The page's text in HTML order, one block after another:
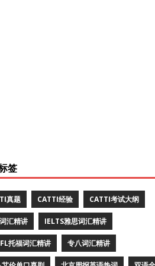
签
真题 CATTI经验 CATTI考试大纲
汇精讲 IELTS雅思词汇精讲
托福词汇精讲 专八词汇精讲